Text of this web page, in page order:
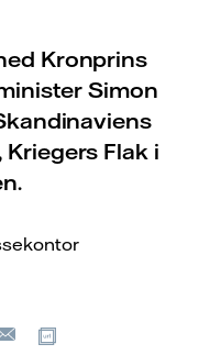
Kronprins
Simon
Flak i
E-